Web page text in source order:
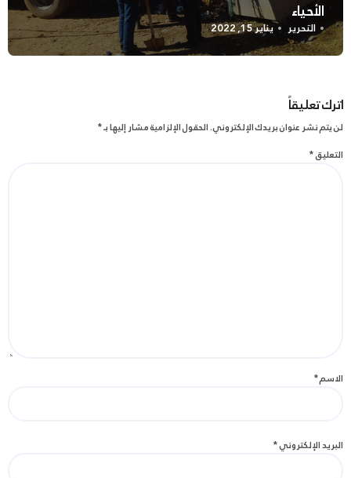
الأحياء
التحرير يناير 15, 2022
اترك تعليقاً
لن يتم نشر عنوان بريدك الإلكتروني.الحقول الإلزامية مشار إليها بـ*
التعليق*
الاسم*
البريد الإلكتروني*